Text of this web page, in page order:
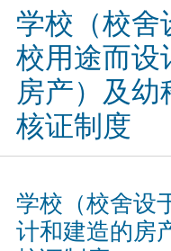
学校（校
校用途而设
房产）及
核证制度
学校（校舍设
计和建造的房